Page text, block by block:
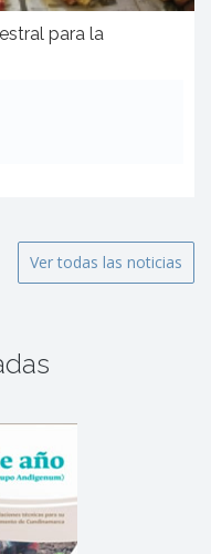
para la
Ver todas las noticias